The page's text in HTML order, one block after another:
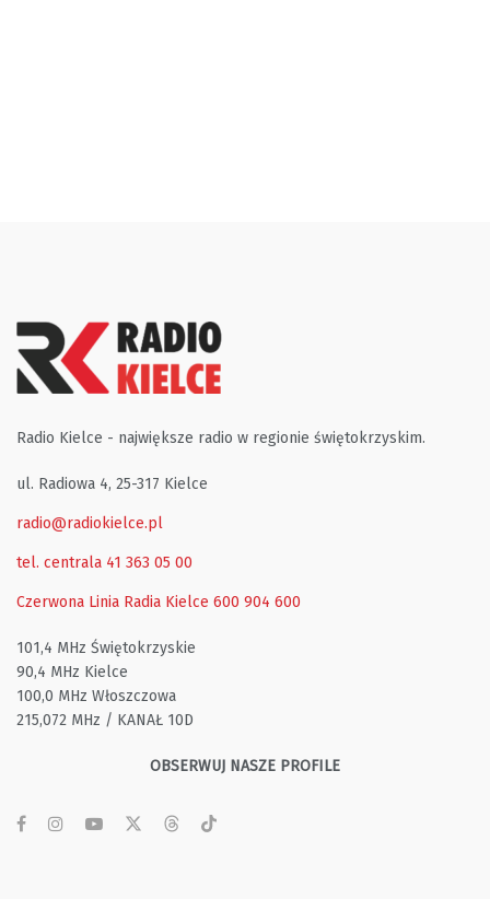
Radio Kielce - największe radio w regionie świętokrzyskim.
ul. Radiowa 4, 25-317 Kielce
radio@radiokielce.pl
tel. centrala 41 363 05 00
Czerwona Linia Radia Kielce 600 904 600
101,4 MHz Świętokrzyskie
90,4 MHz Kielce
100,0 MHz Włoszczowa
215,072 MHz / KANAŁ 10D
OBSERWUJ NASZE PROFILE